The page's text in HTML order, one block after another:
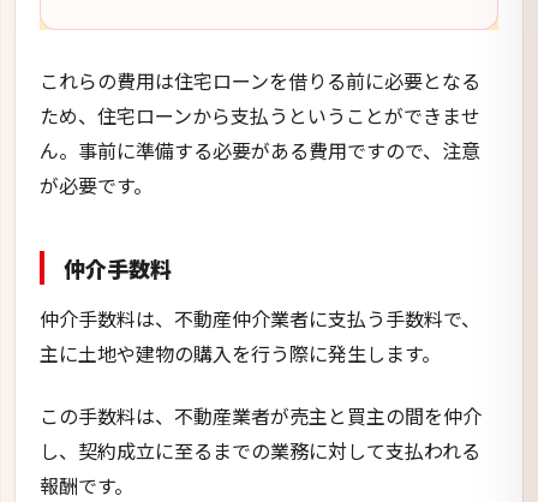
これらの費用は住宅ローンを借りる前に必要となる
ため、住宅ローンから支払うということができませ
ん。事前に準備する必要がある費用ですので、注意
が必要です。
仲介手数料
仲介手数料は、不動産仲介業者に支払う手数料で、
主に土地や建物の購入を行う際に発生します。
この手数料は、不動産業者が売主と買主の間を仲介
し、契約成立に至るまでの業務に対して支払われる
報酬です。